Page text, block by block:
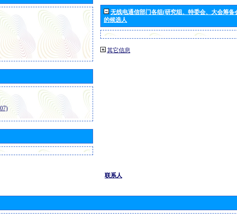
无线电通信部门各组(研究组、特委会、大会筹
的候选人
其它信息
联系人